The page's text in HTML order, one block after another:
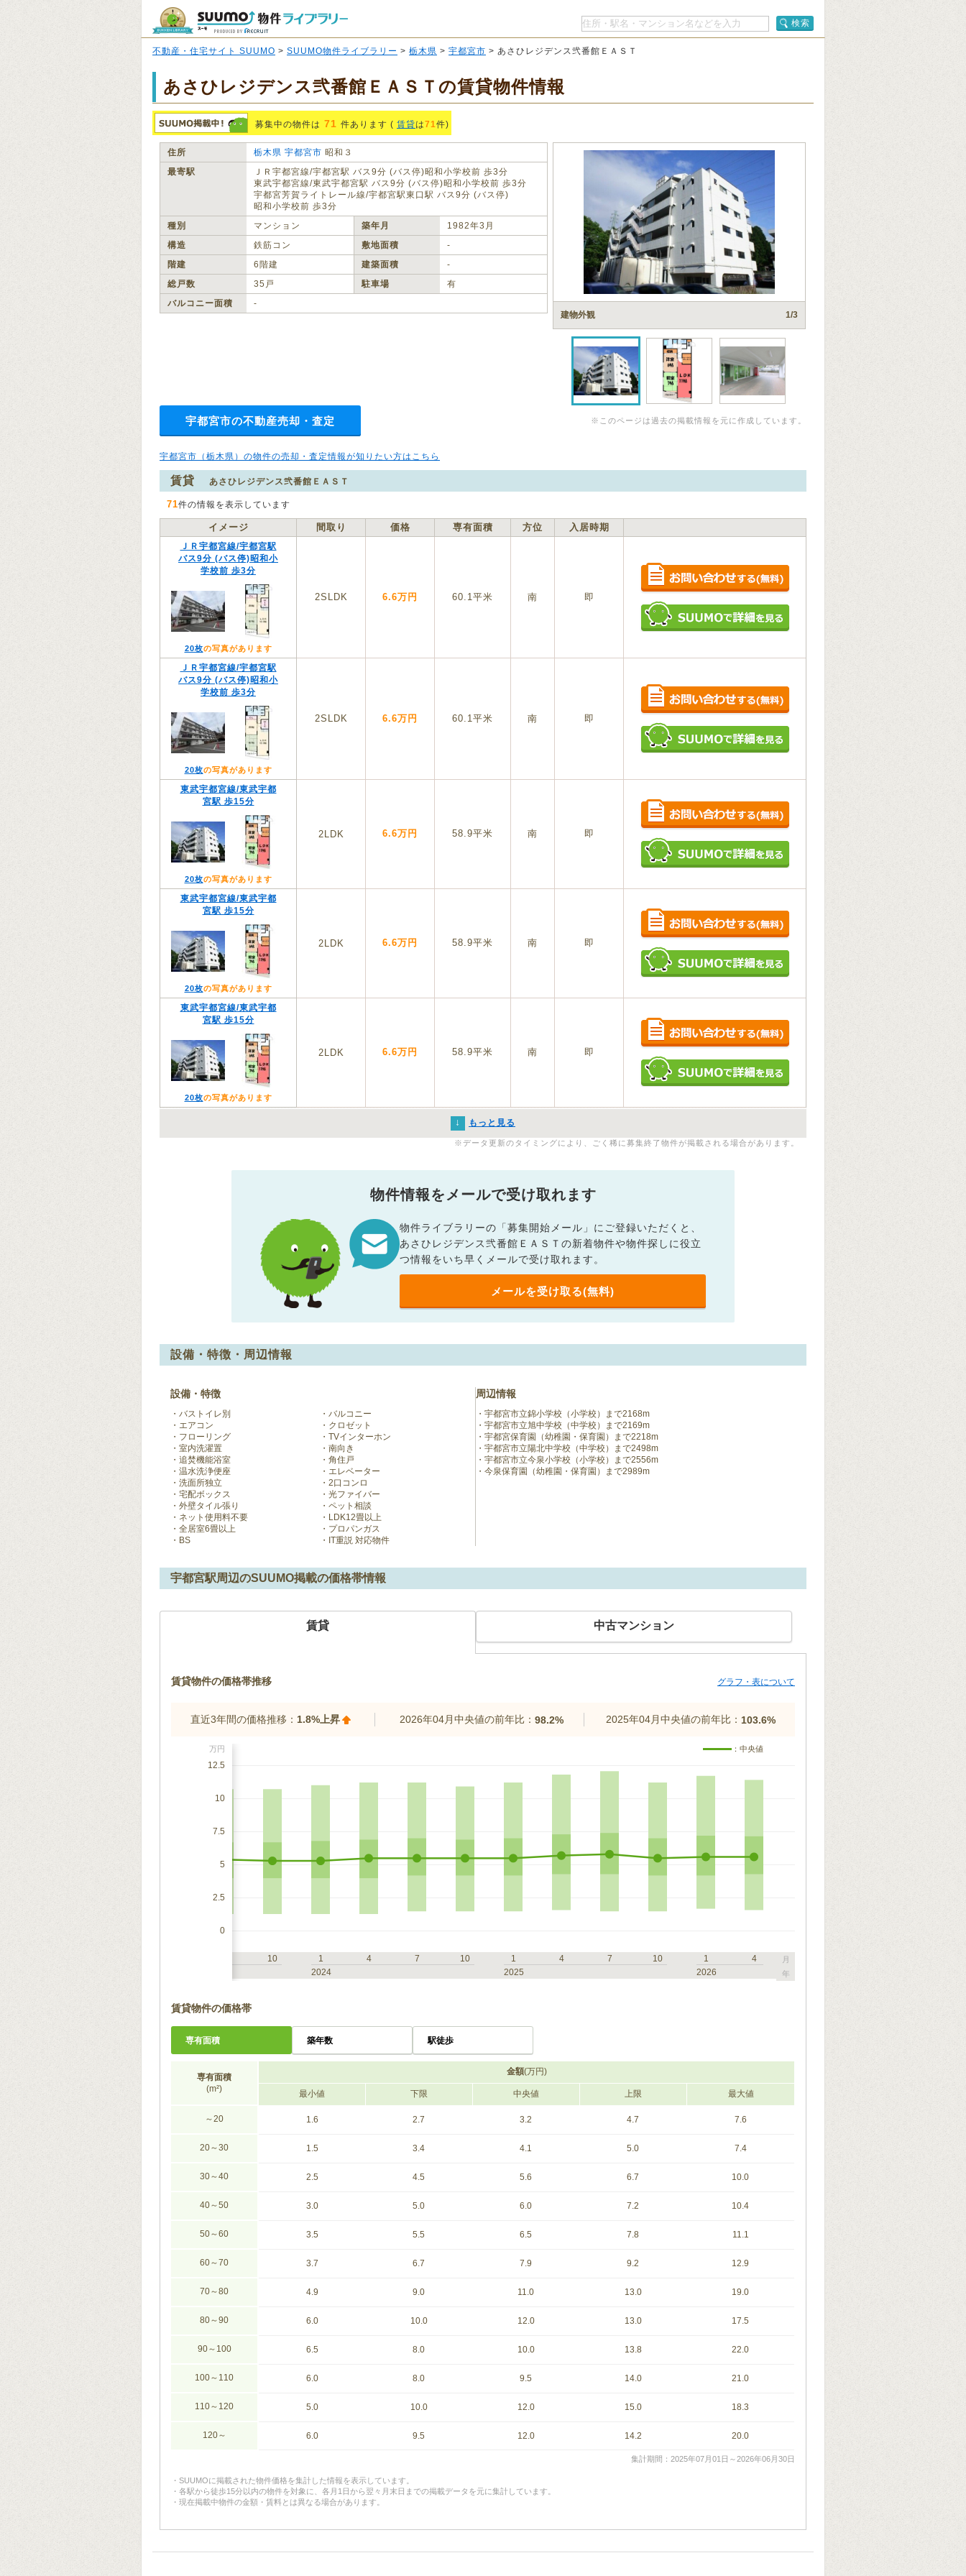
検索
不動産・住宅サイト SUUMO > SUUMO物件ライブラリー > 栃木県 > 宇都宮市 > あさひレジデンス弐番館ＥＡＳＴ
あさひレジデンス弐番館ＥＡＳＴの賃貸物件情報
募集中の物件は 71 件あります ( 賃貸は71件)
住所 栃木県 宇都宮市 昭和３
最寄駅
ＪＲ宇都宮線/宇都宮駅 バス9分 (バス停)昭和小学校前 歩3分
東武宇都宮線/東武宇都宮駅 バス9分 (バス停)昭和小学校前 歩3分
宇都宮芳賀ライトレール線/宇都宮駅東口駅 バス9分 (バス停)
昭和小学校前 歩3分
種別
マンション 築年月
1982年3月
構造
鉄筋コン 敷地面積
‐
階建
6階建 建築面積
‐
総戸数
35戸 駐車場
有
バルコニー面積
‐
建物外観
1/3
※このページは過去の掲載情報を元に作成しています。
宇都宮市の不動産売却・査定
宇都宮市（栃木県）の物件の売却・査定情報が知りたい方はこちら
賃貸 あさひレジデンス弐番館ＥＡＳＴ
71件の情報を表示しています
イメージ 間取り 価格 専有面積 方位 入居時期
ＪＲ宇都宮線/宇都宮駅
バス9分 (バス停)昭和小
学校前 歩3分
20枚の写真があります
2SLDK 6.6万円 60.1平米 南 即
ＪＲ宇都宮線/宇都宮駅
バス9分 (バス停)昭和小
学校前 歩3分
20枚の写真があります
2SLDK 6.6万円 60.1平米 南 即
東武宇都宮線/東武宇都
宮駅 歩15分
20枚の写真があります
2LDK 6.6万円 58.9平米 南 即
東武宇都宮線/東武宇都
宮駅 歩15分
20枚の写真があります
2LDK 6.6万円 58.9平米 南 即
東武宇都宮線/東武宇都
宮駅 歩15分
20枚の写真があります
2LDK 6.6万円 58.9平米 南 即
↓ もっと見る
※データ更新のタイミングにより、ごく稀に募集終了物件が掲載される場合があります。
物件情報をメールで受け取れます
物件ライブラリーの「募集開始メール」にご登録いただくと、
あさひレジデンス弐番館ＥＡＳＴの新着物件や物件探しに役立
つ情報をいち早くメールで受け取れます。
メールを受け取る(無料)
設備・特徴・周辺情報
設備・特徴
バストイレ別
バルコニー
エアコン
クロゼット
フローリング
TVインターホン
室内洗濯置
南向き
追焚機能浴室
角住戸
温水洗浄便座
エレベーター
洗面所独立
2口コンロ
宅配ボックス
光ファイバー
外壁タイル張り
ペット相談
ネット使用料不要
LDK12畳以上
全居室6畳以上
プロパンガス
BS
IT重説 対応物件
周辺情報
宇都宮市立錦小学校（小学校）まで2168m
宇都宮市立旭中学校（中学校）まで2169m
宇都宮保育園（幼稚園・保育園）まで2218m
宇都宮市立陽北中学校（中学校）まで2498m
宇都宮市立今泉小学校（小学校）まで2556m
今泉保育園（幼稚園・保育園）まで2989m
宇都宮駅周辺のSUUMO掲載の価格帯情報
賃貸 中古マンション
賃貸物件の価格帯推移 グラフ・表について
直近3年間の価格推移： 1.8%上昇 2026年04月中央値の前年比： 98.2% 2025年04月中央値の前年比： 103.6%
万円
12.5
10
7.5
5
2.5
0
：中央値
10
1 4 7
10
2024
1 4 7
10
2025
1
4
2026
月
年
賃貸物件の価格帯
専有面積 築年数 駅徒歩
専有面積
(m²)
金額(万円)
最小値 下限 中央値 上限 最大値
～20 1.6 2.7 3.2 4.7 7.6
20～30 1.5 3.4 4.1 5.0 7.4
30～40 2.5 4.5 5.6 6.7 10.0
40～50 3.0 5.0 6.0 7.2 10.4
50～60 3.5 5.5 6.5 7.8 11.1
60～70 3.7 6.7 7.9 9.2 12.9
70～80 4.9 9.0 11.0 13.0 19.0
80～90 6.0 10.0 12.0 13.0 17.5
90～100 6.5 8.0 10.0 13.8 22.0
100～110 6.0 8.0 9.5 14.0 21.0
110～120 5.0 10.0 12.0 15.0 18.3
120～ 6.0 9.5 12.0 14.2 20.0
集計期間：2025年07月01日～2026年06月30日
SUUMOに掲載された物件価格を集計した情報を表示しています。
各駅から徒歩15分以内の物件を対象に、各月1日から翌々月末日までの掲載データを元に集計しています。
現在掲載中物件の金額・賃料とは異なる場合があります。